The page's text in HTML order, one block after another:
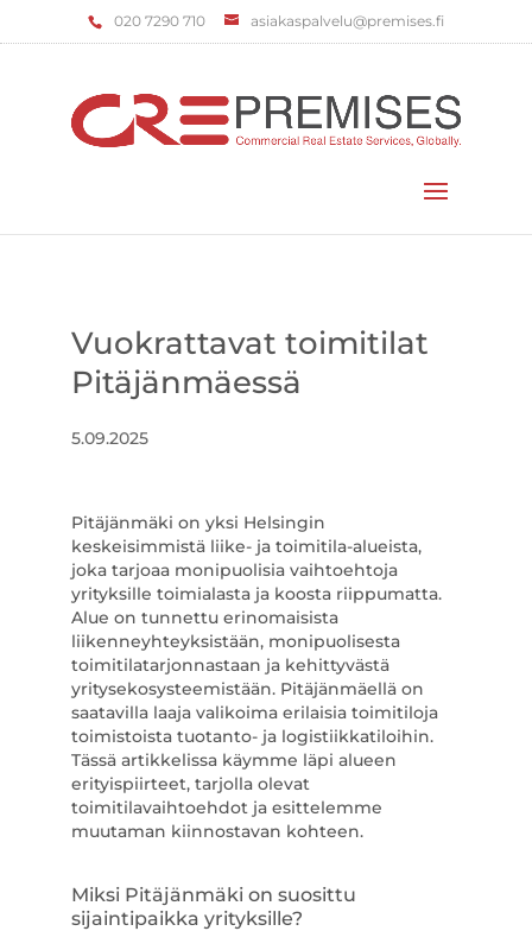
‌020 7290 710 asiakaspalvelu@premises.fi
Vuokrattavat toimitilat
Pitäjänmäessä
5.09.2025
Pitäjänmäki on yksi Helsingin
keskeisimmistä liike- ja toimitila-alueista,
joka tarjoaa monipuolisia vaihtoehtoja
yrityksille toimialasta ja koosta riippumatta.
Alue on tunnettu erinomaisista
liikenneyhteyksistään, monipuolisesta
toimitilatarjonnastaan ja kehittyvästä
yritysekosysteemistään. Pitäjänmäellä on
saatavilla laaja valikoima erilaisia toimitiloja
toimistoista tuotanto- ja logistiikkatiloihin.
Tässä artikkelissa käymme läpi alueen
erityispiirteet, tarjolla olevat
toimitilavaihtoehdot ja esittelemme
muutaman kiinnostavan kohteen.
Miksi Pitäjänmäki on suosittu
sijaintipaikka yrityksille?